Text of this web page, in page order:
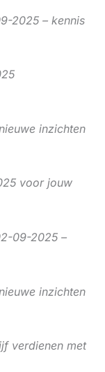
2025 – kennis
inzichten
voor jouw
09-2025 –
inzichten
verdienen met